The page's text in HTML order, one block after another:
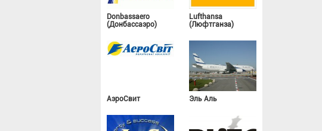
Donbassaero
(Донбассаэро)
Lufthansa
(Люфтганза)
АэроСвит Эль Аль